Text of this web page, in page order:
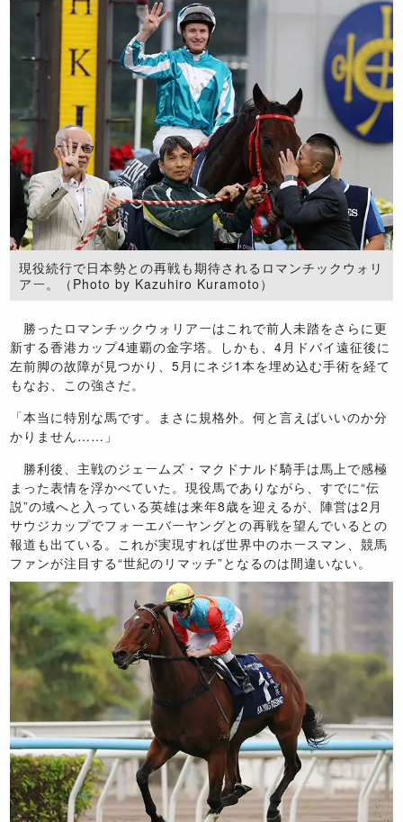
現役続行で日本勢との再戦も期待されるロマンチックウォリ
アー。（Photo by Kazuhiro Kuramoto）
勝ったロマンチックウォリアーはこれで前人未踏をさらに更
新する香港カップ4連覇の金字塔。しかも、4月ドバイ遠征後に
左前脚の故障が見つかり、5月にネジ1本を埋め込む手術を経て
もなお、この強さだ。
「本当に特別な馬です。まさに規格外。何と言えばいいのか分
かりません……」
勝利後、主戦のジェームズ・マクドナルド騎手は馬上で感極
まった表情を浮かべていた。現役馬でありながら、すでに“伝
説”の域へと入っている英雄は来年8歳を迎えるが、陣営は2月
サウジカップでフォーエバーヤングとの再戦を望んでいるとの
報道も出ている。これが実現すれば世界中のホースマン、競馬
ファンが注目する“世紀のリマッチ”となるのは間違いない。